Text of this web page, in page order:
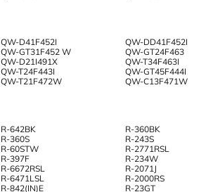
QW-D41F452I QW-DD41F452I
QW-GT31F452 W QW-GT24F463
QW-D21I491X QW-T34F463I
QW-T24F443I QW-GT45F444I
QW-T21F472W QW-C13F471W
R-642BK R-360BK
R-360S R-243S
R-60STW R-2771RSL
R-397F R-234W
R-6672RSL R-2071J
R-6471LSL R-2000RS
R-842(IN)E R-23GT